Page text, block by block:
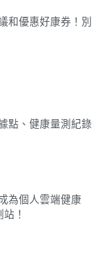
和優惠好康券！別
點、健康量測紀錄
為個人雲端健康
！